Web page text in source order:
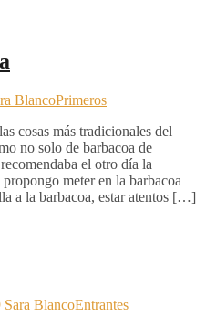
BlancoPrimeros
cosas más tradicionales del
no solo de barbacoa de
el otro día la
meter en la barbacoa
a la barbacoa, estar atentos […]
Sara BlancoEntrantes